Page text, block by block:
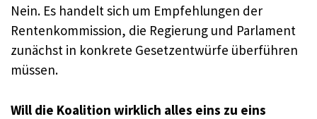
Nein. Es handelt sich um Empfehlungen der
Rentenkommission, die Regierung und Parlament
zunächst in konkrete Gesetzentwürfe überführen
müssen.
Will die Koalition wirklich alles eins zu eins